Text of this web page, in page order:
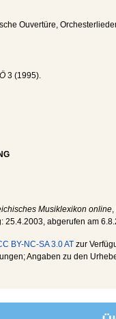
Ouvertüre,
3 (1995).
Musiklexikon online
25.4.2003, abgerufen am
BY-NC-SA 3.0 AT zur
Angaben zu den